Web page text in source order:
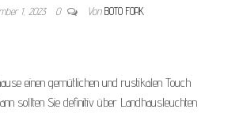
1, 2023 0 Von BOTO FORK
einen gemütlichen und rustikalen Touch
sollten Sie definitiv über Landhausleuchten